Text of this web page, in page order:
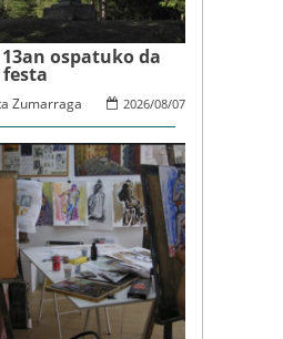
ospatuko da
2026/08/07
Zumarraga